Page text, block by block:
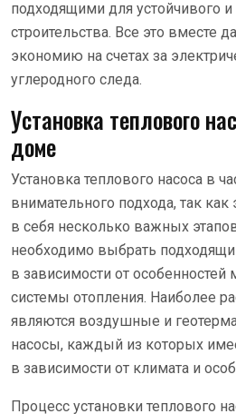
подходящими для устойчивого
строительства. Все это вместе
экономию на счетах за
углеродного следа.
Установка теплового
доме
Установка теплового насоса в
внимательного подхода, так
в себя несколько важных
необходимо выбрать
в зависимости от особенностей
системы отопления. Наиболее
являются воздушные и
насосы, каждый из которых
в зависимости от климата и
Процесс установки теплового